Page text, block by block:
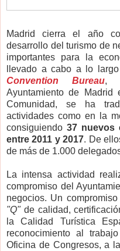
Madrid cierra el año
desarrollo del turismo de
importantes para la
llevado a cabo a lo
Convention Bureau,
Ayuntamiento de
Comunidad, se ha
actividades como en la
consiguiendo 37 nuevos
entre 2011 y 2017. De
de más de 1.000
La intensa actividad
compromiso del
negocios. Un
"Q"de calidad,
la Calidad Turística
reconocimiento al
Oficina de Congresos, a